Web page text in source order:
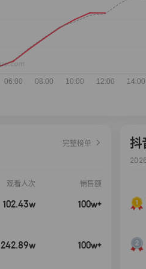
完整榜单
观看人次 销售额
102.43w 100w+
242.89w 100w+
抖